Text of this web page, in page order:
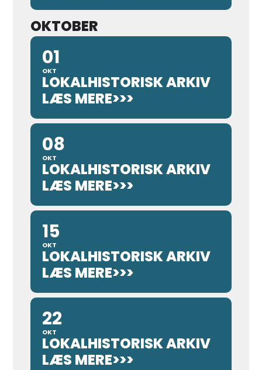
OKTOBER
01
OKT
LOKALHISTORISK ARKIV
LÆS MERE>>>
08
OKT
LOKALHISTORISK ARKIV
LÆS MERE>>>
15
OKT
LOKALHISTORISK ARKIV
LÆS MERE>>>
22
OKT
LOKALHISTORISK ARKIV
LÆS MERE>>>